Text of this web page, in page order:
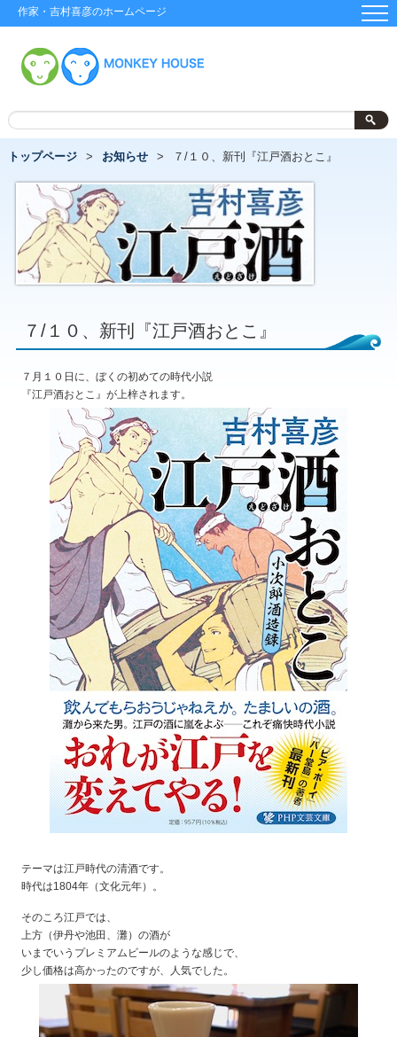
作家・吉村喜彦のホームページ
トップページ お知らせ ７/１０、新刊『江戸酒おとこ』
７/１０、新刊『江戸酒おとこ』
７月１０日に、ぼくの初めての時代小説
『江戸酒おとこ』が上梓されます。
テーマは江戸時代の清酒です。
時代は1804年（文化元年）。
そのころ江戸では、
上方（伊丹や池田、灘）の酒が
いまでいうプレミアムビールのような感じで、
少し価格は高かったのですが、人気でした。